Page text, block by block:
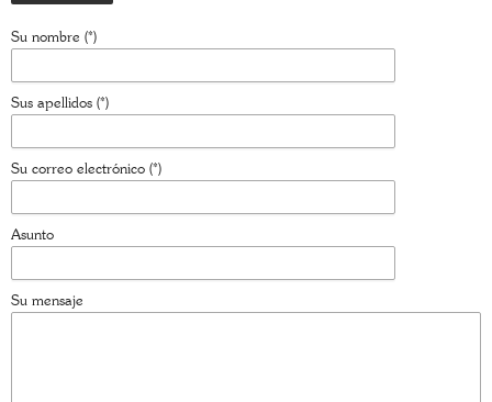
Su nombre (*)
Sus apellidos (*)
Su correo electrónico (*)
Asunto
Su mensaje